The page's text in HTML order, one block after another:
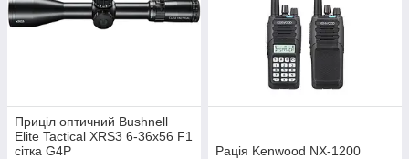
Приціл оптичний Bushnell
Elite Tactical XRS3 6-36x56 F1
сітка G4P
Рація Kenwood NX-1200